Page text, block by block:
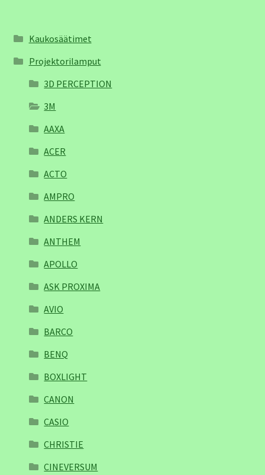
Kaukosäätimet
Projektorilamput
3D PERCEPTION
3M
AAXA
ACER
ACTO
AMPRO
ANDERS KERN
ANTHEM
APOLLO
ASK PROXIMA
AVIO
BARCO
BENQ
BOXLIGHT
CANON
CASIO
CHRISTIE
CINEVERSUM